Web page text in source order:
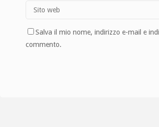
Salva il mio nome, indirizzo e-mail e
commento.